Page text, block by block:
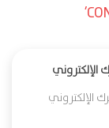
الإلكتروني